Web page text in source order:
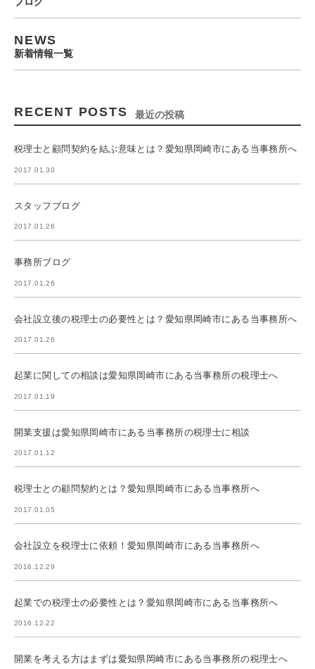
NEWS
新着情報一覧
RECENT POSTS 最近の投稿
税理士と顧問契約を結ぶ意味とは？愛知県岡崎市にある当事務所へ
2017.01.30
スタッフブログ
2017.01.26
事務所ブログ
2017.01.26
会社設立後の税理士の必要性とは？愛知県岡崎市にある当事務所へ
2017.01.26
起業に関しての相談は愛知県岡崎市にある当事務所の税理士へ
2017.01.19
開業支援は愛知県岡崎市にある当事務所の税理士に相談
2017.01.12
税理士との顧問契約とは？愛知県岡崎市にある当事務所へ
2017.01.05
会社設立を税理士に依頼！愛知県岡崎市にある当事務所へ
2016.12.29
起業での税理士の必要性とは？愛知県岡崎市にある当事務所へ
2016.12.22
開業を考える方はまずは愛知県岡崎市にある当事務所の税理士へ